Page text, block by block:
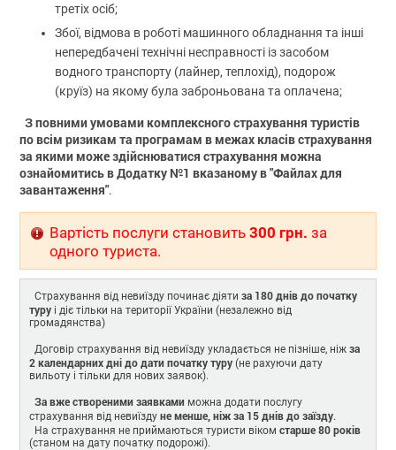
третіх осіб;
Збої, відмова в роботі машинного обладнання та інші
непередбачені технічні несправності із засобом
водного транспорту (лайнер, теплохід), подорож
(круїз) на якому була заброньована та оплачена;
З повними умовами комплексного страхування туристів
по всім ризикам та програмам в межах класів страхування
за якими може здійснюватися страхування можна
ознайомитись в Додатку №1 вказаному в "Файлах для
завантаження".
Вартість послуги становить300 грн. за
одного туриста.
Страхування від невиїзду починає діятиза 180 днів до початку
туру і діє тільки на території України (незалежно від
громадянства)
Договір страхування від невиїзду укладається не пізніше, ніжза
2 календарних дні до дати початку туру (не рахуючи дату
вильоту і тільки для нових заявок).
За вже створеними заявками можна додати послугу
страхування від невиїздуне менше, ніж за 15 днів до заїзду.
На страхування не приймаються туристи вікомстарше 80 років
(станом на дату початку подорожі).